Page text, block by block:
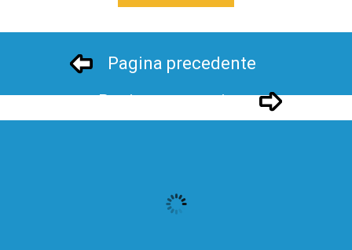
Pagina precedente
Pagina successivo